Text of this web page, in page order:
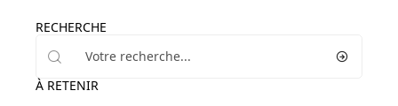
RECHERCHE
À RETENIR